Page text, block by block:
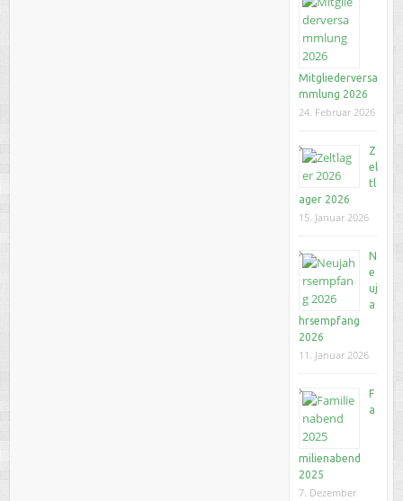
Mitgliederversa
mmlung 2026
24. Februar 2026
Z
el
tl
ager 2026
15. Januar 2026
N
e
uj
a
hrsempfang
2026
11. Januar 2026
F
a
milienabend
2025
7. Dezember